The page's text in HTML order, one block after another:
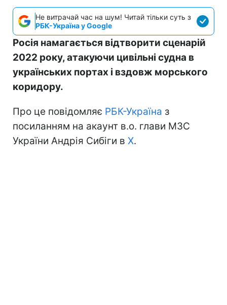
Не витрачай час на шум! Читай тільки суть з
РБК-Україна у Google
Росія намагається відтворити сценарій
2022 року, атакуючи цивільні судна в
українських портах і вздовж морського
коридору.
Про це повідомляє РБК-Україна з
посиланням на акаунт в.о. глави МЗС
України Андрія Сибіги в Х.